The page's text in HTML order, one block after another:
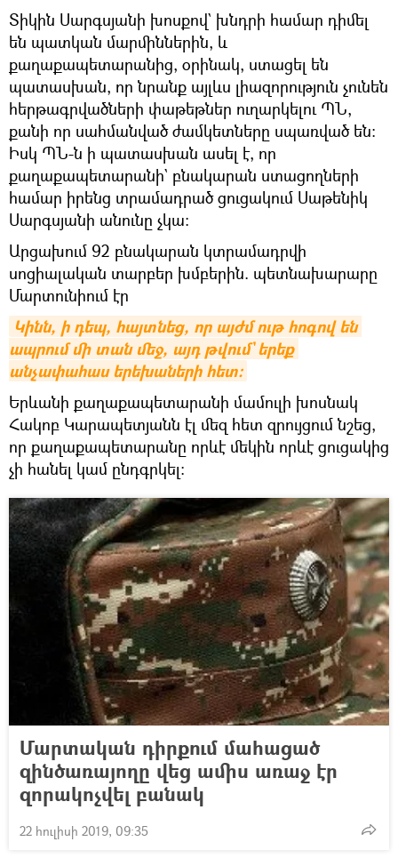
Տիկին Սարգսյանի խոսքով` խնդրի համար դիմել
են պատկան մարմիններին, և
քաղաքապետարանից, օրինակ, ստացել են
պատասխան, որ նրանք այլևս լիազորություն չունեն
հերթագրվածների փաթեթներ ուղարկելու ՊՆ,
քանի որ սահմանված ժամկետները սպառված են:
Իսկ ՊՆ-ն ի պատասխան ասել է, որ
քաղաքապետարանի` բնակարան ստացողների
համար իրենց տրամադրած ցուցակում Սաթենիկ
Սարգսյանի անունը չկա։
Արցախում 92 բնակարան կտրամադրվի
սոցիալական տարբեր խմբերին. պետնախարարը
Մարտունիում էր
Կինն, ի դեպ, հայտնեց, որ այժմ ութ հոգով են
ապրում մի տան մեջ, այդ թվում` երեք
անչափահաս երեխաների հետ։
Երևանի քաղաքապետարանի մամուլի խոսնակ
Հակոբ Կարապետյանն էլ մեզ հետ զրույցում նշեց,
որ քաղաքապետարանը որևէ մեկին որևէ ցուցակից
չի հանել կամ ընդգրկել։
Մարտական դիրքում մահացած
զինծառայողը վեց ամիս առաջ էր
զորակոչվել բանակ
22 հուլիսի 2019, 09:35